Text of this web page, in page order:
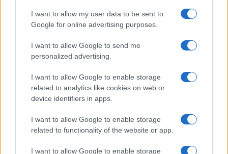
I want to allow my user data to be sent to
Google for online advertising purposes.
I want to allow Google to send me
personalized advertising.
I want to allow Google to enable storage
related to analytics like cookies on web or
device identifiers in apps.
I want to allow Google to enable storage
related to functionality of the website or app.
I want to allow Google to enable storage
sequestrato un carabiniere durante le vicende No
Tav, restituendolo talmente massacrato da
impedirgli di tornare in servizio. Da mesi urlano il
loro odio contro i poliziotti, promettono vendetta,
esplode,eccoci con il solito copione
: mele
marce, infiltrati, responsabilità individuali. Tutti gli